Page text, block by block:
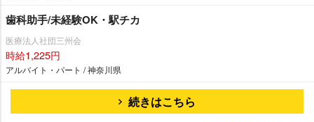
歯科助手/未経験OK・駅チカ
医療法人社団三州会
時給1,225円
アルバイト・パート / 神奈川県
続きはこちら